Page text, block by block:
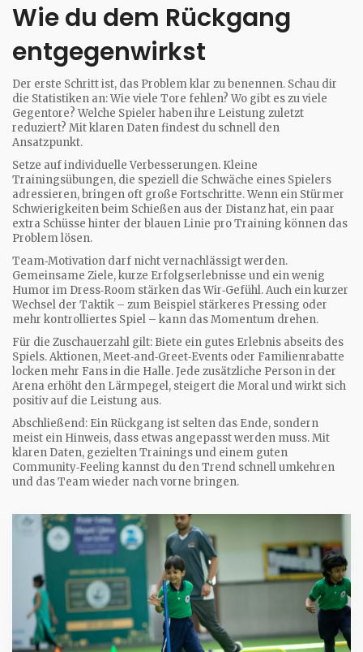
Wie du dem Rückgang
entgegenwirkst
Der erste Schritt ist, das Problem klar zu benennen. Schau dir
die Statistiken an: Wie viele Tore fehlen? Wo gibt es zu viele
Gegentore? Welche Spieler haben ihre Leistung zuletzt
reduziert? Mit klaren Daten findest du schnell den
Ansatzpunkt.
Setze auf individuelle Verbesserungen. Kleine
Trainingsübungen, die speziell die Schwäche eines Spielers
adressieren, bringen oft große Fortschritte. Wenn ein Stürmer
Schwierigkeiten beim Schießen aus der Distanz hat, ein paar
extra Schüsse hinter der blauen Linie pro Training können das
Problem lösen.
Team‑Motivation darf nicht vernachlässigt werden.
Gemeinsame Ziele, kurze Erfolgserlebnisse und ein wenig
Humor im Dress‑Room stärken das Wir‑Gefühl. Auch ein kurzer
Wechsel der Taktik – zum Beispiel stärkeres Pressing oder
mehr kontrolliertes Spiel – kann das Momentum drehen.
Für die Zuschauerzahl gilt: Biete ein gutes Erlebnis abseits des
Spiels. Aktionen, Meet‑and‑Greet‑Events oder Familienrabatte
locken mehr Fans in die Halle. Jede zusätzliche Person in der
Arena erhöht den Lärmpegel, steigert die Moral und wirkt sich
positiv auf die Leistung aus.
Abschließend: Ein Rückgang ist selten das Ende, sondern
meist ein Hinweis, dass etwas angepasst werden muss. Mit
klaren Daten, gezielten Trainings und einem guten
Community‑Feeling kannst du den Trend schnell umkehren
und das Team wieder nach vorne bringen.